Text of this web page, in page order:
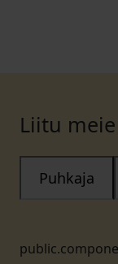
Liitu
Puhkaja